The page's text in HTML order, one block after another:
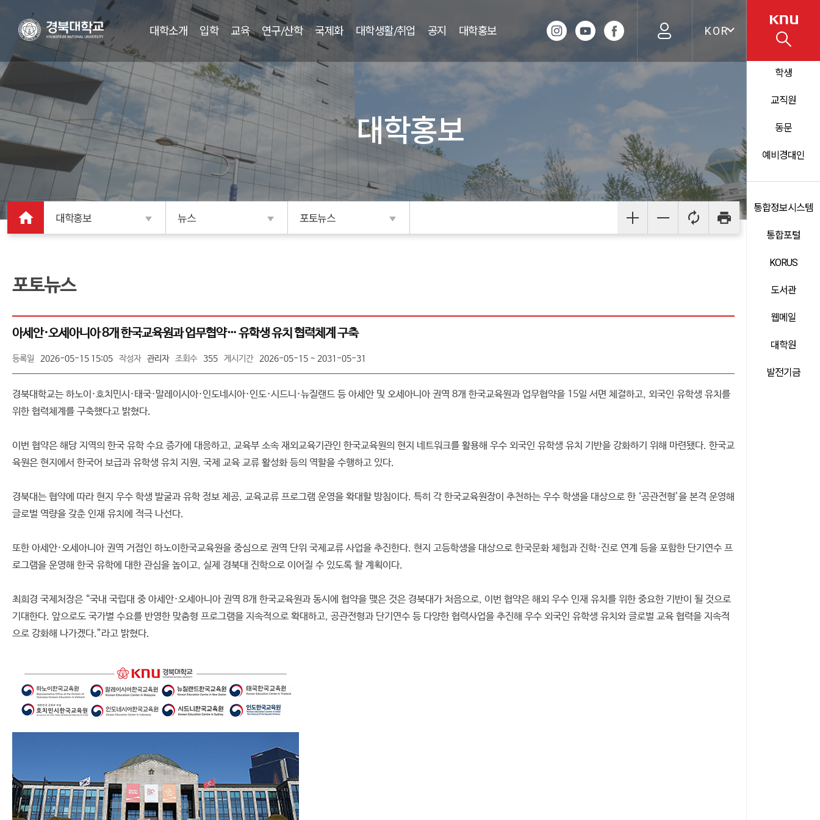
대학소개 입학 교육 연구/산학 국제화 대학생활/취업 공지 대학홍보 KOR
학생
교직원
동문
예비경대인
통합정보시스템
통합포털
KORUS
도서관
웹메일
대학원
발전기금
대학홍보
대학홍보 뉴스 포토뉴스
포토뉴스
아세안·오세아니아 8개 한국교육원과 업무협약… 유학생 유치 협력체계 구축
등록일 2026-05-15 15:05 작성자 관리자 조회수 355 게시기간 2026-05-15 ~ 2031-05-31
경북대학교는 하노이·호치민시·태국·말레이시아·인도네시아·인도·시드니·뉴질랜드 등 아세안 및 오세아니아 권역 8개 한국교육원과 업무협약을 15일 서면 체결하고, 외국인 유학생 유치를
위한 협력체계를 구축했다고 밝혔다.
이번 협약은 해당 지역의 한국 유학 수요 증가에 대응하고, 교육부 소속 재외교육기관인 한국교육원의 현지 네트워크를 활용해 우수 외국인 유학생 유치 기반을 강화하기 위해 마련됐다. 한국교
육원은 현지에서 한국어 보급과 유학생 유치 지원, 국제 교육 교류 활성화 등의 역할을 수행하고 있다.
경북대는 협약에 따라 현지 우수 학생 발굴과 유학 정보 제공, 교육교류 프로그램 운영을 확대할 방침이다. 특히 각 한국교육원장이 추천하는 우수 학생을 대상으로 한 ‘공관전형’을 본격 운영해
글로벌 역량을 갖춘 인재 유치에 적극 나선다.
또한 아세안·오세아니아 권역 거점인 하노이한국교육원을 중심으로 권역 단위 국제교류 사업을 추진한다. 현지 고등학생을 대상으로 한국문화 체험과 진학·진로 연계 등을 포함한 단기연수 프
로그램을 운영해 한국 유학에 대한 관심을 높이고, 실제 경북대 진학으로 이어질 수 있도록 할 계획이다.
최희경 국제처장은 “국내 국립대 중 아세안·오세아니아 권역 8개 한국교육원과 동시에 협약을 맺은 것은 경북대가 처음으로, 이번 협약은 해외 우수 인재 유치를 위한 중요한 기반이 될 것으로
기대한다. 앞으로도 국가별 수요를 반영한 맞춤형 프로그램을 지속적으로 확대하고, 공관전형과 단기연수 등 다양한 협력사업을 추진해 우수 외국인 유학생 유치와 글로벌 교육 협력을 지속적
으로 강화해 나가겠다.”라고 밝혔다.